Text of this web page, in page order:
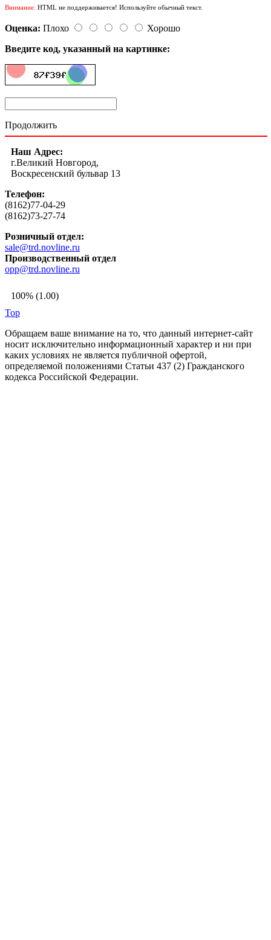
Внимание: HTML не поддерживается! Используйте обычный текст.
Оценка: Плохо
Хорошо
Введите код, указанный на картинке:
Продолжить
Наш Адрес:
г.Великий Новгород,
Воскресенский бульвар 13
Телефон:
(8162)77-04-29
(8162)73-27-74
Розничный отдел:
sale@trd.novline.ru
Производственный отдел
opp@trd.novline.ru
100% (1.00)
Top
Обращаем ваше внимание на то, что данный интернет-сайт
носит исключительно информационный характер и ни при
каких условиях не является публичной офертой,
определяемой положениями Статьи 437 (2) Гражданского
кодекса Российской Федерации.